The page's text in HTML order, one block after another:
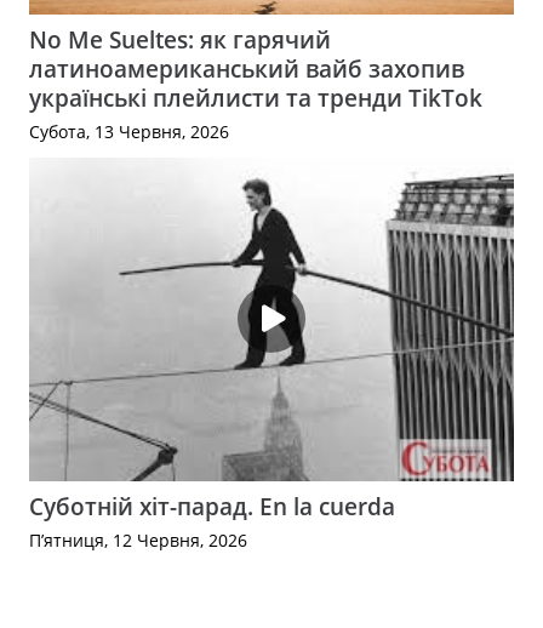
No Me Sueltes: як гарячий
латиноамериканський вайб захопив
українські плейлисти та тренди TikTok
Субота, 13 Червня, 2026
Суботній хіт-парад. En la cuerda
П’ятниця, 12 Червня, 2026